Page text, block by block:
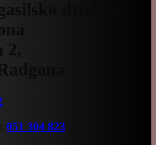
društvo
051 304 823